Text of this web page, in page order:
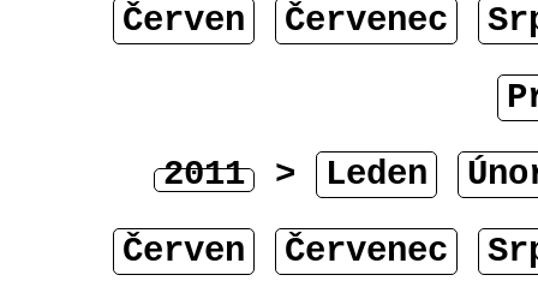
Červen
Červenec
2011 > Leden
Červen
Červenec